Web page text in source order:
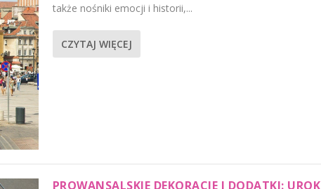
także nośniki emocji i historii,...
CZYTAJ WIĘCEJ
PROWANSALSKIE DEKORACJE I DODATKI: UROK